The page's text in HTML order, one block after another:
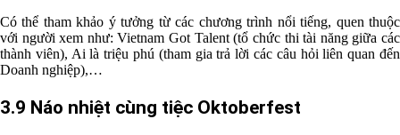
Có thể tham khảo ý tưởng từ các chương trình nổi tiếng, quen thuộc
với người xem như: Vietnam Got Talent (tổ chức thi tài năng giữa các
thành viên), Ai là triệu phú (tham gia trả lời các câu hỏi liên quan đến
Doanh nghiệp),…
3.9 Náo nhiệt cùng tiệc Oktoberfest